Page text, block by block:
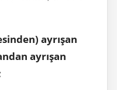
ayrışan
ayrışan